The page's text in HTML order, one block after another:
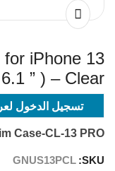
iPhone 13
” ) – Clear
تسجيل الدخول
Case-CL-13 PRO
SKU:
GNUS13PCL